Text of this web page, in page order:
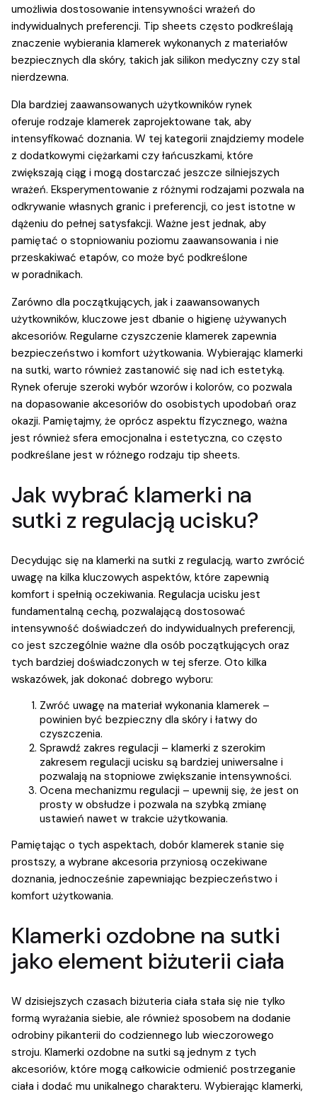
umożliwia dostosowanie intensywności wrażeń do
indywidualnych preferencji. Tip sheets często podkreślają
znaczenie wybierania klamerek wykonanych z materiałów
bezpiecznych dla skóry, takich jak silikon medyczny czy stal
nierdzewna.
Dla bardziej zaawansowanych użytkowników rynek
oferuje rodzaje klamerek zaprojektowane tak, aby
intensyfikować doznania. W tej kategorii znajdziemy modele
z dodatkowymi ciężarkami czy łańcuszkami, które
zwiększają ciąg i mogą dostarczać jeszcze silniejszych
wrażeń. Eksperymentowanie z różnymi rodzajami pozwala na
odkrywanie własnych granic i preferencji, co jest istotne w
dążeniu do pełnej satysfakcji. Ważne jest jednak, aby
pamiętać o stopniowaniu poziomu zaawansowania i nie
przeskakiwać etapów, co może być podkreślone
w poradnikach.
Zarówno dla początkujących, jak i zaawansowanych
użytkowników, kluczowe jest dbanie o higienę używanych
akcesoriów. Regularne czyszczenie klamerek zapewnia
bezpieczeństwo i komfort użytkowania. Wybierając klamerki
na sutki, warto również zastanowić się nad ich estetyką.
Rynek oferuje szeroki wybór wzorów i kolorów, co pozwala
na dopasowanie akcesoriów do osobistych upodobań oraz
okazji. Pamiętajmy, że oprócz aspektu fizycznego, ważna
jest również sfera emocjonalna i estetyczna, co często
podkreślane jest w różnego rodzaju tip sheets.
Jak wybrać klamerki na
sutki z regulacją ucisku?
Decydując się na klamerki na sutki z regulacją, warto zwrócić
uwagę na kilka kluczowych aspektów, które zapewnią
komfort i spełnią oczekiwania. Regulacja ucisku jest
fundamentalną cechą, pozwalającą dostosować
intensywność doświadczeń do indywidualnych preferencji,
co jest szczególnie ważne dla osób początkujących oraz
tych bardziej doświadczonych w tej sferze. Oto kilka
wskazówek, jak dokonać dobrego wyboru:
Zwróć uwagę na materiał wykonania klamerek –
powinien być bezpieczny dla skóry i łatwy do
czyszczenia.
Sprawdź zakres regulacji – klamerki z szerokim
zakresem regulacji ucisku są bardziej uniwersalne i
pozwalają na stopniowe zwiększanie intensywności.
Ocena mechanizmu regulacji – upewnij się, że jest on
prosty w obsłudze i pozwala na szybką zmianę
ustawień nawet w trakcie użytkowania.
Pamiętając o tych aspektach, dobór klamerek stanie się
prostszy, a wybrane akcesoria przyniosą oczekiwane
doznania, jednocześnie zapewniając bezpieczeństwo i
komfort użytkowania.
Klamerki ozdobne na sutki
jako element biżuterii ciała
W dzisiejszych czasach biżuteria ciała stała się nie tylko
formą wyrażania siebie, ale również sposobem na dodanie
odrobiny pikanterii do codziennego lub wieczorowego
stroju. Klamerki ozdobne na sutki są jednym z tych
akcesoriów, które mogą całkowicie odmienić postrzeganie
ciała i dodać mu unikalnego charakteru. Wybierając klamerki,